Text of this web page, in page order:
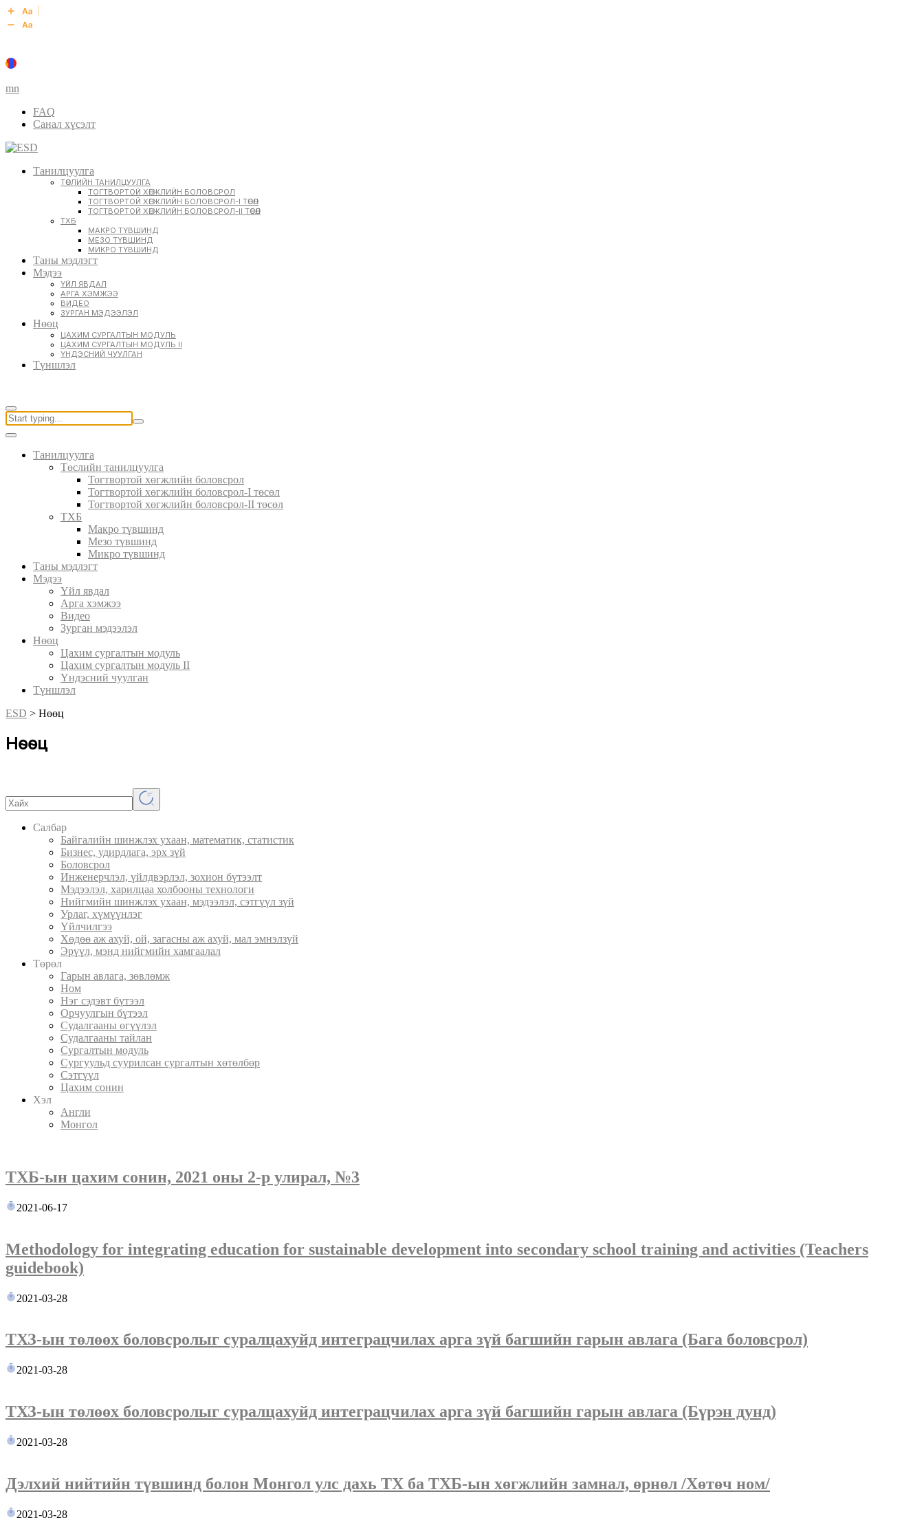
mn
FAQ
Санал хүсэлт
Танилцуулга
ТӨСЛИЙН ТАНИЛЦУУЛГА
ТОГТВОРТОЙ ХӨГЖЛИЙН БОЛОВСРОЛ
ТОГТВОРТОЙ ХӨГЖЛИЙН БОЛОВСРОЛ-I ТӨСӨЛ
ТОГТВОРТОЙ ХӨГЖЛИЙН БОЛОВСРОЛ-II ТӨСӨЛ
ТХБ
МАКРО ТҮВШИНД
МЕЗО ТҮВШИНД
МИКРО ТҮВШИНД
Таны мэдлэгт
Мэдээ
ҮЙЛ ЯВДАЛ
АРГА ХЭМЖЭЭ
ВИДЕО
ЗУРГАН МЭДЭЭЛЭЛ
Нөөц
ЦАХИМ СУРГАЛТЫН МОДУЛЬ
ЦАХИМ СУРГАЛТЫН МОДУЛЬ II
ҮНДЭСНИЙ ЧУУЛГАН
Түншлэл
Танилцуулга
Төслийн танилцуулга
Тогтвортой хөгжлийн боловсрол
Тогтвортой хөгжлийн боловсрол-I төсөл
Тогтвортой хөгжлийн боловсрол-II төсөл
ТХБ
Макро түвшинд
Мезо түвшинд
Микро түвшинд
Таны мэдлэгт
Мэдээ
Үйл явдал
Арга хэмжээ
Видео
Зурган мэдээлэл
Нөөц
Цахим сургалтын модуль
Цахим сургалтын модуль II
Үндэсний чуулган
Түншлэл
ESD > Нөөц
Нөөц
Салбар
Байгалийн шинжлэх ухаан, математик, статистик
Бизнес, удирдлага, эрх зүй
Боловсрол
Инженерчлэл, үйлдвэрлэл, зохион бүтээлт
Мэдээлэл, харилцаа холбооны технологи
Нийгмийн шинжлэх ухаан, мэдээлэл, сэтгүүл зүй
Урлаг, хүмүүнлэг
Үйлчилгээ
Хөдөө аж ахуй, ой, загасны аж ахуй, мал эмнэлзүй
Эрүүл, мэнд нийгмийн хамгаалал
Төрөл
Гарын авлага, зөвлөмж
Ном
Нэг сэдэвт бүтээл
Орчуулгын бүтээл
Судалгааны өгүүлэл
Судалгааны тайлан
Сургалтын модуль
Сургуульд суурилсан сургалтын хөтөлбөр
Сэтгүүл
Цахим сонин
Хэл
Англи
Монгол
ТХБ-ын цахим сонин, 2021 оны 2-р улирал, №3
2021-06-17
Methodology for integrating education for sustainable development into secondary school training and activities (Teachers
guidebook)
2021-03-28
ТХЗ-ын төлөөх боловсролыг суралцахуйд интеграцчилах арга зүй багшийн гарын авлага (Бага боловсрол)
2021-03-28
ТХЗ-ын төлөөх боловсролыг суралцахуйд интеграцчилах арга зүй багшийн гарын авлага (Бүрэн дунд)
2021-03-28
Дэлхий нийтийн түвшинд болон Монгол улс дахь ТХ ба ТХБ-ын хөгжлийн замнал, өрнөл /Хөтөч ном/
2021-03-28